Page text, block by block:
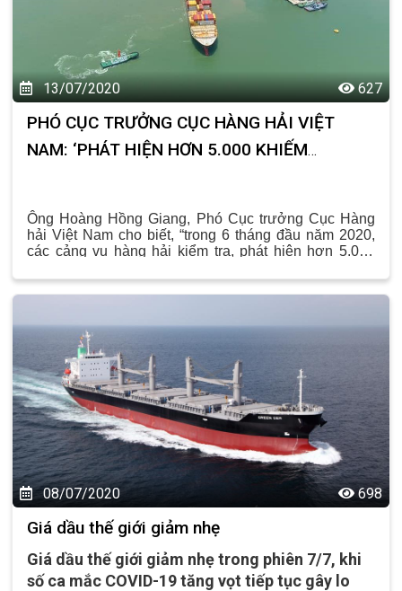
13/07/2020 627
PHÓ CỤC TRƯỞNG CỤC HÀNG HẢI VIỆT
NAM: ‘PHÁT HIỆN HƠN 5.000 KHIẾM
Ông Hoàng Hồng Giang, Phó Cục trưởng Cục Hàng
hải Việt Nam cho biết, “trong 6 tháng đầu năm 2020,
các cảng vụ hàng hải kiểm tra, phát hiện hơn 5.000
Phó Cục trưởng Cục hàng hải Việt Nam: ‘Phát hiện
hơn 5.000 khiếm khuyết tàu biển’.
08/07/2020 698
Giá dầu thế giới giảm nhẹ
Giá dầu thế giới giảm nhẹ trong phiên 7/7, khi
số ca mắc COVID-19 tăng vọt tiếp tục gây lo